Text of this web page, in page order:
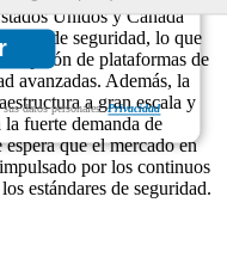
datos personales.Privacidad
Unidos y Canadá
de seguridad, lo que
de plataformas de
avanzadas. Además, la
a gran escala y
fuerte demanda de
que el mercado en
por los continuos
estándares de seguridad.